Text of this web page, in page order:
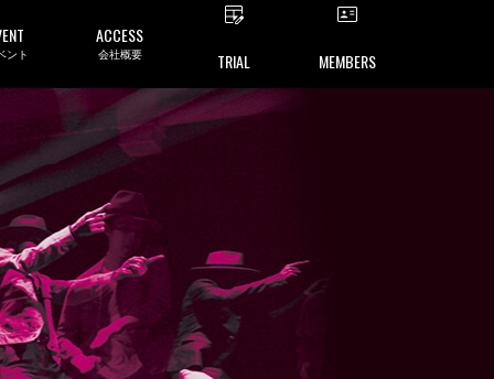
ント
ACCESS
会社概要 TRIAL MEMBERS